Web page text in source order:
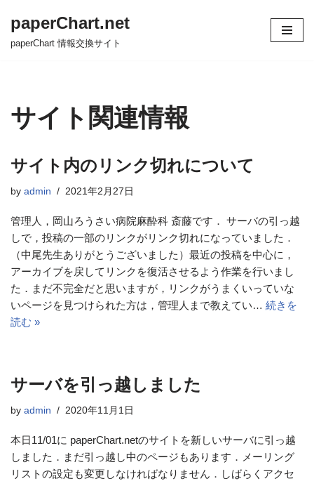
ツ
へ
キ
ッ
プ
paperChart.net
paperChart 情報交換サイト
サイト関連情報
サイト内のリンク切れについて
by admin 2021年2月27日
管理人，岡山ろうさい病院麻酔科 斎藤です． サーバの引っ越
しで，投稿の一部のリンクがリンク切れになっていました．
（中尾先生ありがとうございました）最近の投稿を中心に，
アーカイブを戻してリンクを復活させるよう作業を行いまし
た．まだ不完全だと思いますが，リンクがうまくいっていな
いページを見つけられた方は，管理人まで教えてい… 続きを
読む »
サーバを引っ越しました
by admin 2020年11月1日
本日11/01に paperChart.netのサイトを新しいサーバに引っ越
しました．まだ引っ越し中のページもあります．メーリング
リストの設定も変更しなければなりません．しばらくアクセ